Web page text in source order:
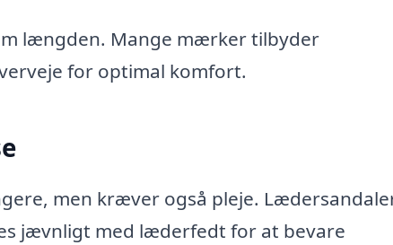
længden. Mange mærker tilbyder
for optimal komfort.
men kræver også pleje.
jævnligt med læderfedt for at bevare